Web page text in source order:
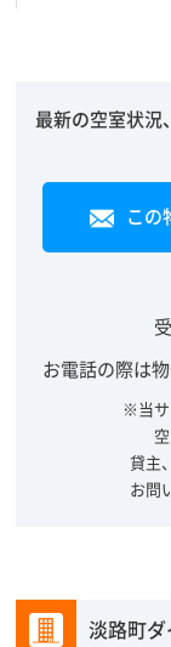
最新の空室状況
この
お電話の際は
※当サ
貸主
お問
淡路町